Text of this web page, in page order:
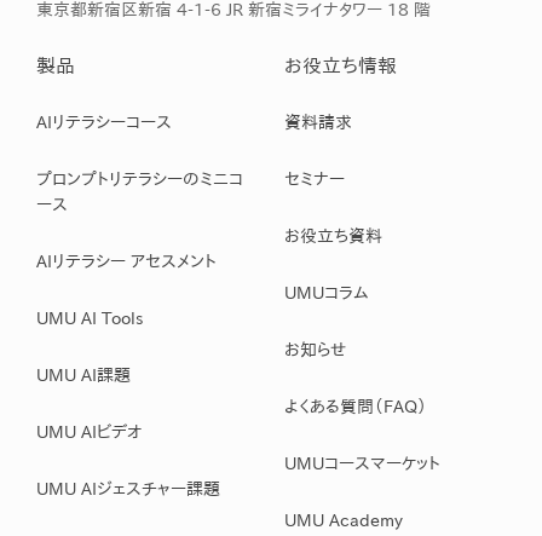
東京都新宿区新宿 4-1-6 JR 新宿ミライナタワー 18 階
製品
AIリテラシーコース
プロンプトリテラシーのミニコ
ース
AIリテラシー アセスメント
UMU AI Tools
UMU AI課題
UMU AIビデオ
UMU AIジェスチャー課題
お役立ち情報
資料請求
セミナー
お役立ち資料
UMUコラム
お知らせ
よくある質問（FAQ）
UMUコースマーケット
UMU Academy